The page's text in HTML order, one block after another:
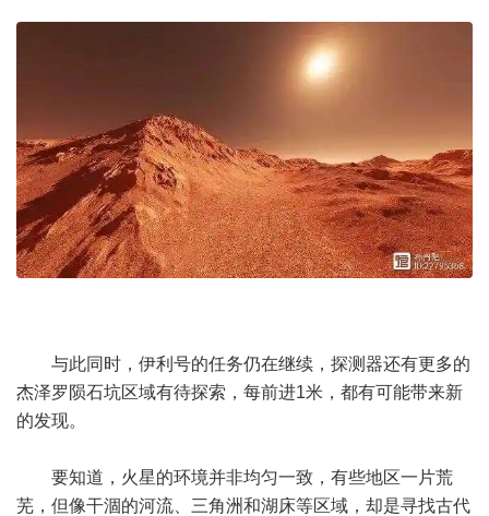
与此同时，伊利号的任务仍在继续，探测器还有更多的
杰泽罗陨石坑区域有待探索，每前进1米，都有可能带来新
的发现。
要知道，火星的环境并非均匀一致，有些地区一片荒
芜，但像干涸的河流、三角洲和湖床等区域，却是寻找古代